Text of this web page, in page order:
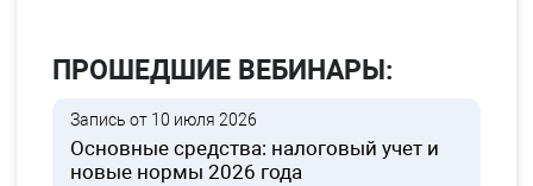
ПРОШЕДШИЕ ВЕБИНАРЫ:
Запись от 10 июля 2026
Основные средства: налоговый учет и
новые нормы 2026 года